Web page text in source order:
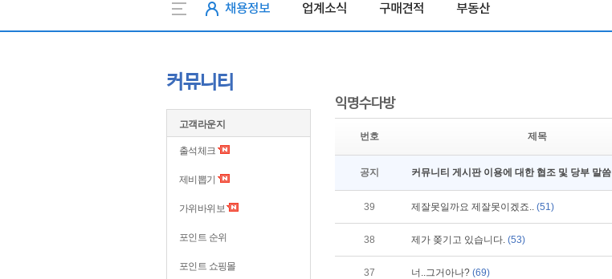
채용정보 업계소식 구매견적 부동산
커뮤니티
고객라운지
출석체크
제비뽑기
가위바위보
포인트 순위
포인트 쇼핑몰
익명수다방
번호 제목
공지 커뮤니티 게시판 이용에 대한 협조 및 당부 말씀
39 제잘못일까요 제잘못이겠죠.. (51)
38 제가 쫒기고 있습니다. (53)
37 너..그거아나? (69)